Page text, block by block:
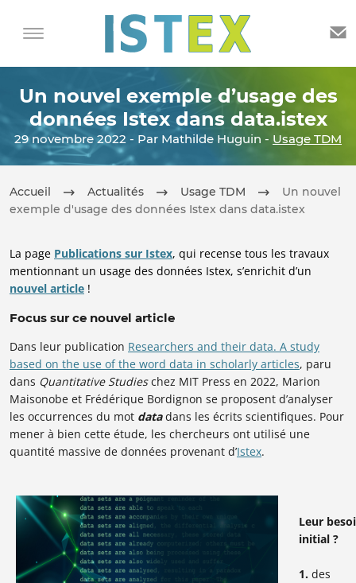
Un nouvel exemple d’usage des
données Istex dans data.istex
29 novembre 2022 - Par Mathilde Huguin - Usage TDM
Accueil Actualités Usage TDM
Un nouvel
exemple d'usage des données Istex dans data.istex
La page Publications sur Istex, qui recense tous les travaux
mentionnant un usage des données Istex, s’enrichit d’un
nouvel article !
Focus sur ce nouvel article
Dans leur publication Researchers and their data. A study
based on the use of the word data in scholarly articles, paru
dans Quantitative Studieschez MIT Press en 2022, Marion
Maisonobe et Frédérique Bordignon se proposent d’analyser
les occurrences du mot data dans les écrits scientifiques. Pour
mener à bien cette étude, les chercheurs ont utilisé une
quantité massive de données provenant d’Istex.
Leur
initial ?
1. des